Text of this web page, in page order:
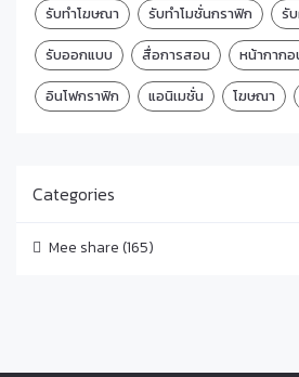
รับทำโฆษณา
รับทำโมชั่นกราฟิก
รั
รับออกแบบ
สื่อการสอน หน้ากาก
อินโฟกราฟิก
แอนิเมชั่น โฆษณา
Categories
Mee share(165)